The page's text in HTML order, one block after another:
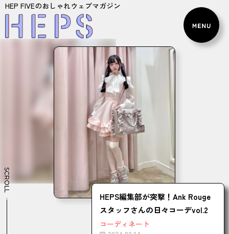
HEP FIVEのおしゃれウェブマガジン
HEPS編集部が突撃！Ank Rouge
スタッフさんの日々コーデvol.2
コーディネート
SCROLL